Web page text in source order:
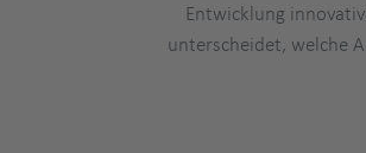
Entwicklung
unterscheidet, welche